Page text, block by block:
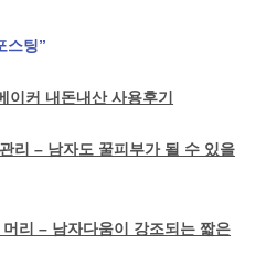
스팅”
이커 내돈내산 사용후기
리 – 남자도 꿀피부가 될 수 있을
머리 – 남자다움이 강조되는 짧은